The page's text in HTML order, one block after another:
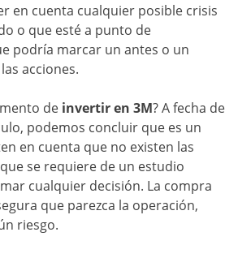
en cuenta cualquier posible crisis
o que esté a punto de
podría marcar un antes o un
acciones.
de invertir en 3M? A fecha de
podemos concluir que es un
en cuenta que no existen las
se requiere de un estudio
cualquier decisión. La compra
que parezca la operación,
riesgo.